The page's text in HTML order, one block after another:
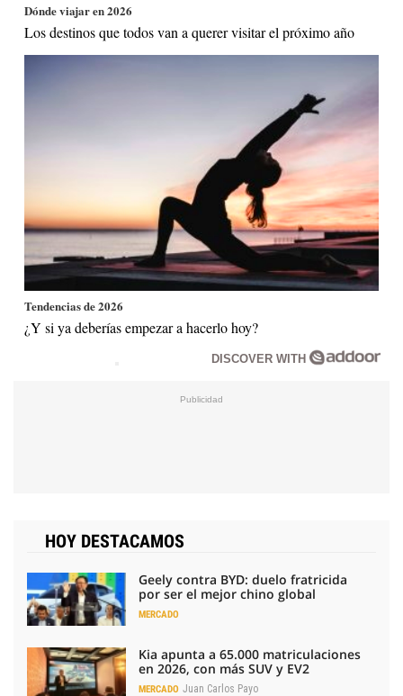
Dónde viajar en 2026
Los destinos que todos van a querer visitar el próximo año
Tendencias de 2026
¿Y si ya deberías empezar a hacerlo hoy?
DISCOVER WITH
HOY DESTACAMOS
Geely contra BYD: duelo fratricida
por ser el mejor chino global
MERCADO
Kia apunta a 65.000 matriculaciones
en 2026, con más SUV y EV2
MERCADO Juan Carlos Payo